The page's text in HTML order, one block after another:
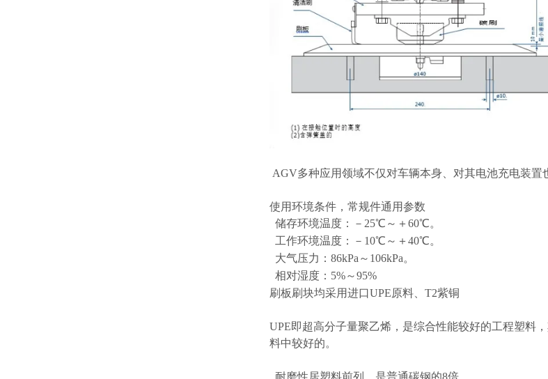
AGV多种应用领域不仅对车辆本身、对其电池充电装置
使用环境条件，常规件通用参数
储存环境温度：－25℃～＋60℃。
工作环境温度：－10℃～＋40℃。
大气压力：86kPa～106kPa。
相对湿度：5%～95%
刷板刷块均采用进口UPE原料、T2紫铜
UPE即超高分子量聚乙烯，是综合性能较好的工程塑料
料中较好的。